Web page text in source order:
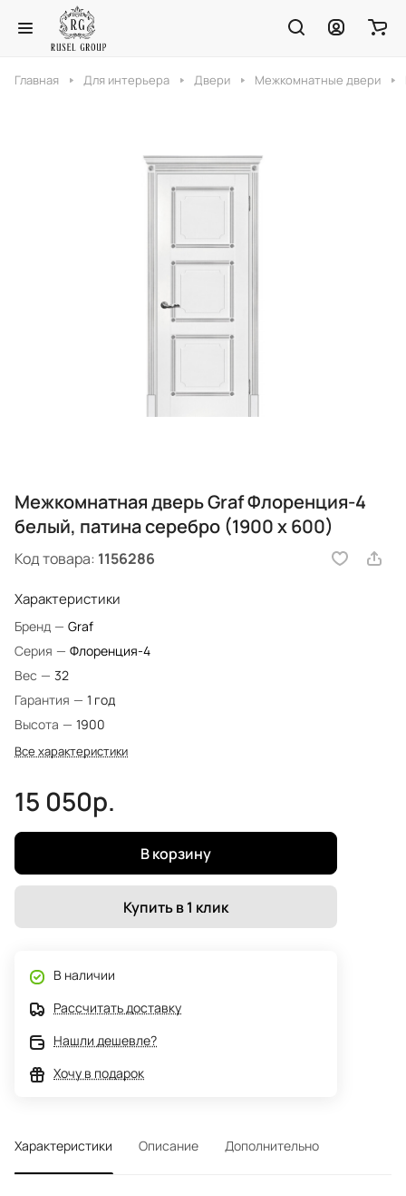
Главная Для интерьера Двери Межкомнатные двери
Межкомнатная дверь Graf Флоренция-4
белый, патина серебро (1900 х 600)
Код товара: 1156286
Характеристики
Бренд — Graf
Серия — Флоренция-4
Вес — 32
Гарантия — 1 год
Высота — 1900
Все характеристики
15 050р.
В корзину
Купить в 1 клик
В наличии
Рассчитать доставку
Нашли дешевле?
Хочу в подарок
Характеристики Описание Дополнительно